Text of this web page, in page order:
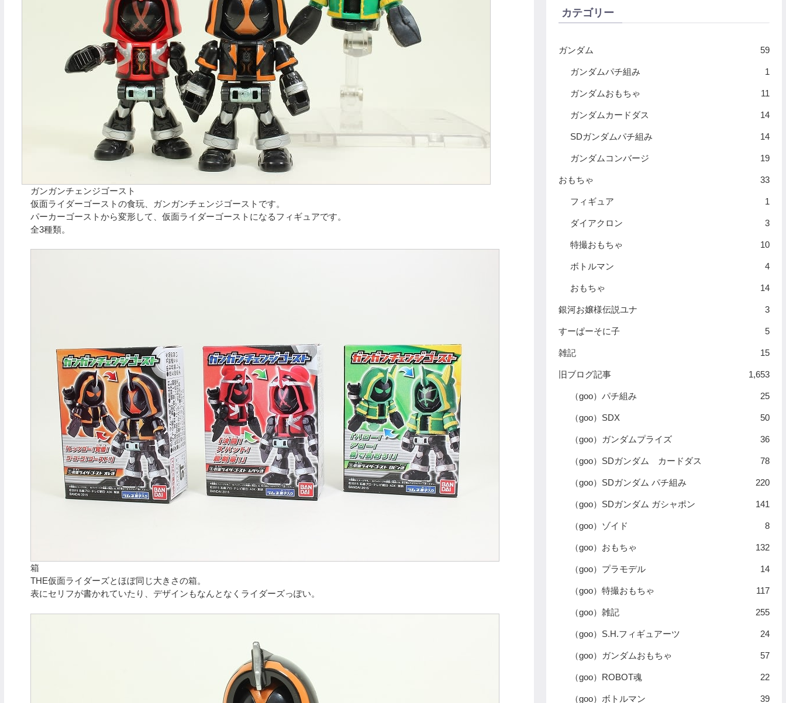
ガンガンチェンジゴースト
仮面ライダーゴーストの食玩、ガンガンチェンジゴーストです。
パーカーゴーストから変形して、仮面ライダーゴーストになるフィギュアです。
全3種類。
箱
THE仮面ライダーズとほぼ同じ大きさの箱。
表にセリフが書かれていたり、デザインもなんとなくライダーズっぽい。
カテゴリー
ガンダム 59
ガンダムパチ組み 1
ガンダムおもちゃ 11
ガンダムカードダス 14
SDガンダムパチ組み 14
ガンダムコンバージ 19
おもちゃ 33
フィギュア 1
ダイアクロン 3
特撮おもちゃ 10
ボトルマン 4
おもちゃ 14
銀河お嬢様伝説ユナ 3
すーぱーそに子 5
雑記 15
旧ブログ記事 1,653
（goo）パチ組み 25
（goo）SDX 50
（goo）ガンダムプライズ 36
（goo）SDガンダム カードダス 78
（goo）SDガンダム パチ組み 220
（goo）SDガンダム ガシャポン 141
（goo）ゾイド 8
（goo）おもちゃ 132
（goo）プラモデル 14
（goo）特撮おもちゃ 117
（goo）雑記 255
（goo）S.H.フィギュアーツ 24
（goo）ガンダムおもちゃ 57
（goo）ROBOT魂 22
（goo）ボトルマン 39